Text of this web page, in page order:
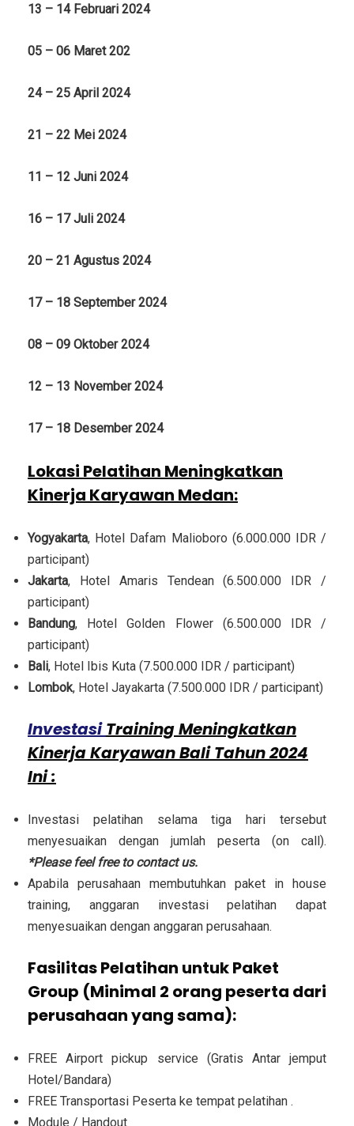
13 – 14 Februari 2024
05 – 06 Maret 202
24 – 25 April 2024
21 – 22 Mei 2024
11 – 12 Juni 2024
16 – 17 Juli 2024
20 – 21 Agustus 2024
17 – 18 September 2024
08 – 09 Oktober 2024
12 – 13 November 2024
17 – 18 Desember 2024
Lokasi Pelatihan Meningkatkan
Kinerja Karyawan Medan:
Yogyakarta, Hotel Dafam Malioboro (6.000.000 IDR /
participant)
Jakarta, Hotel Amaris Tendean (6.500.000 IDR /
participant)
Bandung, Hotel Golden Flower (6.500.000 IDR /
participant)
Bali, Hotel Ibis Kuta (7.500.000 IDR / participant)
Lombok, Hotel Jayakarta (7.500.000 IDR / participant)
InvestasiTraining Meningkatkan
Kinerja Karyawan Bali Tahun 2024
Ini :
Investasi pelatihan selama tiga hari tersebut
menyesuaikan dengan jumlah peserta (on call).
*Please feel free to contact us.
Apabila perusahaan membutuhkan paket in house
training, anggaran investasi pelatihan dapat
menyesuaikan dengan anggaran perusahaan.
Fasilitas Pelatihan untuk Paket
Group (Minimal 2 orang peserta dari
perusahaan yang sama):
FREE Airport pickup service (Gratis Antar jemput
Hotel/Bandara)
FREE Transportasi Peserta ke tempat pelatihan .
Module / Handout